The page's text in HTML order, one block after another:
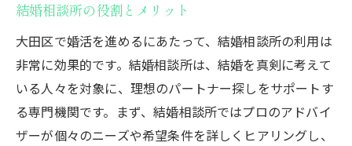
結婚相談所の役割とメリット
大田区で婚活を進めるにあたって、結婚相談所の利用は
非常に効果的です。結婚相談所は、結婚を真剣に考えて
いる人々を対象に、理想のパートナー探しをサポートす
る専門機関です。まず、結婚相談所ではプロのアドバイ
ザーが個々のニーズや希望条件を詳しくヒアリングし、